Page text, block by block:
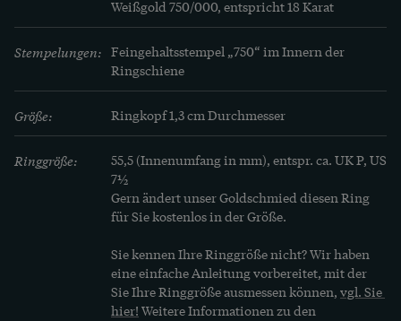
Wissen über die Natur ein einem Werk
Naturgeschichte.
Weißgold 750/000, entspricht 18 Karat
Stempelungen: Feingehaltsstempel „750“ im Innern der
Ringschiene
Größe: Ringkopf 1,3 cm Durchmesser
Ringgröße:
55,5 (Innenumfang in mm), entspr. ca. UK P, US
7½
Gern ändert unser Goldschmied diesen Ring
für Sie kostenlos in der Größe.
Sie kennen Ihre Ringgröße nicht? Wir haben
eine einfache Anleitung vorbereitet, mit der
Sie Ihre Ringgröße ausmessen können, vgl. Sie
hier! Weitere Informationen zu den